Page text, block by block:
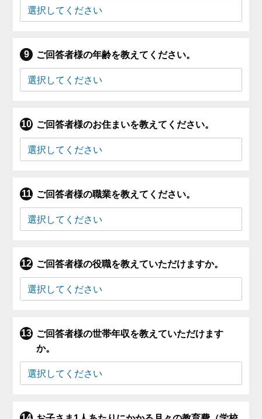
ご回答者様の年齢を教えてください。
ご回答者様のお住まいを教えてください。
ご回答者様の職業を教えてください。
ご回答者様の役職を教えていただけますか。
ご回答者様の世帯年収を教えていただけます
か。